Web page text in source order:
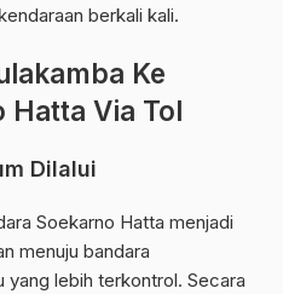
berkali kali.
Ke
Hatta Via Tol
Dilalui
Soekarno Hatta menjadi
menuju bandara
lebih terkontrol. Secara